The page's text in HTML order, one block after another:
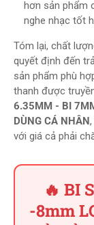
hơn sản phẩm
nghe nhạc tốt
Tóm lại, chất
quyết định đến
sản phẩm phù
thanh được
6.35MM - BI
DÙNG CÁ NHÂN
với giá cả phải
🔥 BI
-8mm